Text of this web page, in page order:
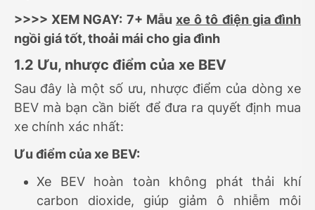
>>>> XEM NGAY: 7+ Mẫu xe ô tô điện gia đình
ngồi giá tốt, thoải mái cho gia đình
1.2 Ưu, nhược điểm của xe BEV
Sau đây là một số ưu, nhược điểm của dòng xe
BEV mà bạn cần biết để đưa ra quyết định mua
xe chính xác nhất:
Ưu điểm của xe BEV:
Xe BEV hoàn toàn không phát thải khí
carbon dioxide, giúp giảm ô nhiễm môi